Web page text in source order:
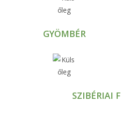
GYÖMBÉR
SZIBÉRIAI